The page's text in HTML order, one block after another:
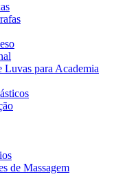
Luvas para Academia
de Massagem